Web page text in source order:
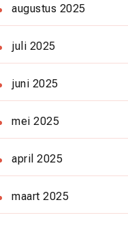
augustus 2025
juli 2025
juni 2025
mei 2025
april 2025
maart 2025